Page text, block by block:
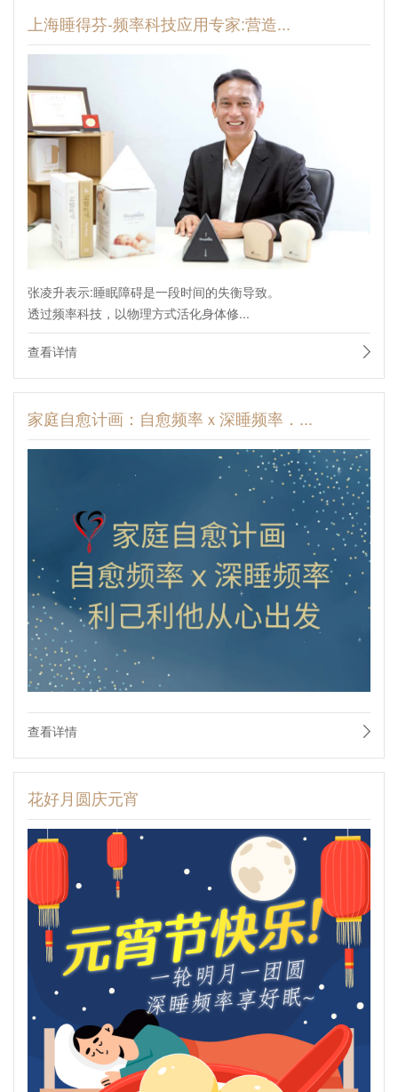
上海睡得芬-频率科技应用专家:营造...
张凌升表示:睡眠障碍是一段时间的失衡导致。
透过频率科技，以物理方式活化身体修...
查看详情
家庭自愈计画：自愈频率ｘ深睡频率．...
查看详情
花好月圆庆元宵